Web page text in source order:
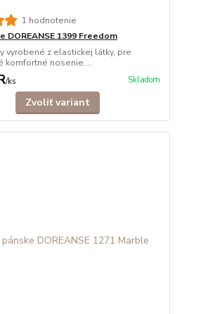
1 hodnotenie
DOREANSE 1399 Freedom
vyrobené z elastickej látky, pre
komfortné nosenie....
/ks Skladom
Zvoliť variant